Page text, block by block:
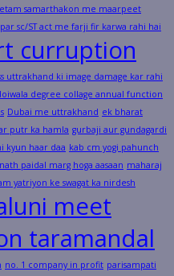
samarthakon me maarpeet
sc/ST act me farji fir karwa rahi hai
curruption
uttrakhand ki image damage kar rahi
degree collage annual function
Dubai me uttrakhand ek bharat
putr ka hamla gurbaji aur gundagardi
kyun haar daa kab cm yogi pahunch
paidal marg hoga aasaan maharaj
yatriyon ke swagat ka nirdesh
meet
taramandal
no. 1 company in profit parisampati